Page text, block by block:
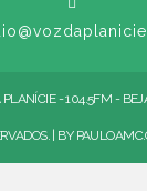
- 104.5FM -
| BY